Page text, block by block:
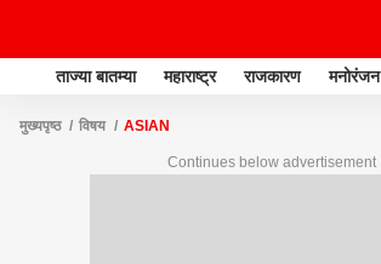
ताज्या बातम्या महाराष्ट्र राजकारण मनोरंजन
मुख्यपृष्ठ विषय ASIAN
Continues below advertisement